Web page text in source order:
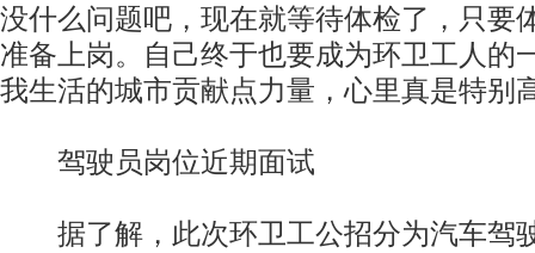
没什么问题吧，现在就等待体检了，只要
准备上岗。自己终于也要成为环卫工人的
我生活的城市贡献点力量，心里真是特别
驾驶员岗位近期面试
据了解，此次环卫工公招分为汽车驾